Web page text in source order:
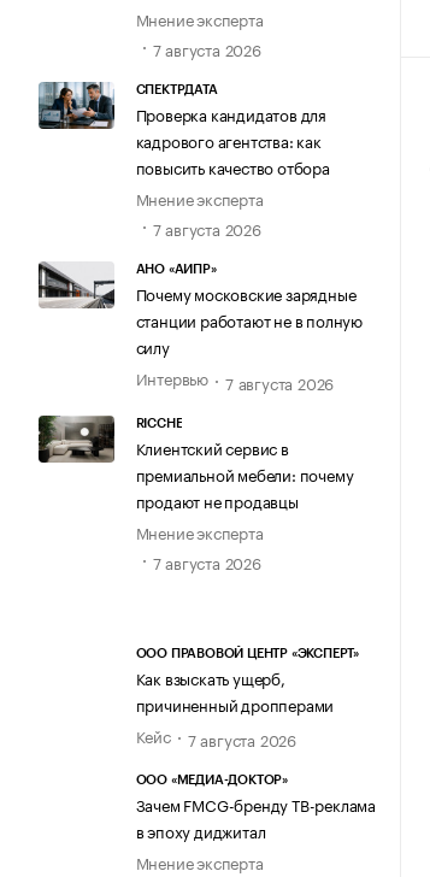
Мнение эксперта
7 августа 2026
СПЕКТРДАТА
Проверка кандидатов для
кадрового агентства: как
повысить качество отбора
Мнение эксперта
7 августа 2026
АНО «АИПР»
Почему московские зарядные
станции работают не в полную
силу
Интервью
7 августа 2026
RICCHE
Клиентский сервис в
премиальной мебели: почему
продают не продавцы
Мнение эксперта
7 августа 2026
ООО ПРАВОВОЙ ЦЕНТР «ЭКСПЕРТ»
Как взыскать ущерб,
причиненный дропперами
Кейс
7 августа 2026
ООО «МЕДИА-ДОКТОР»
Зачем FMCG-бренду ТВ-реклама
в эпоху диджитал
Мнение эксперта